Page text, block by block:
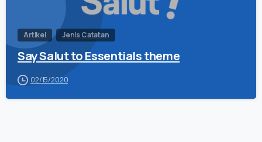
Artikel Jenis Catatan
Say Salut to Essentials theme
02/15/2020